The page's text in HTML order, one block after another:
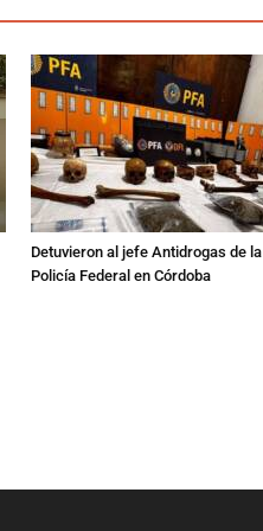
Detuvieron al jefe Antidrogas de la
Policía Federal en Córdoba